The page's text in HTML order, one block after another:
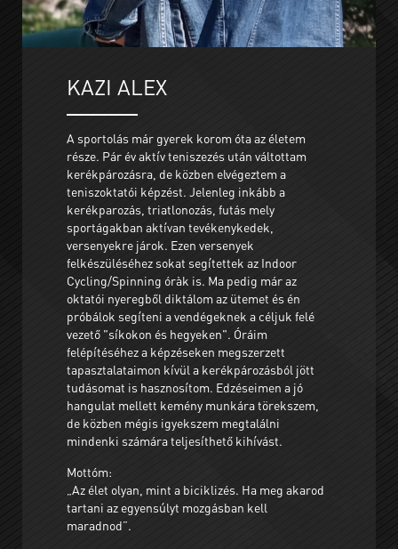
KAZI ALEX
A sportolás már gyerek korom óta az életem
része. Pár év aktív teniszezés után váltottam
kerékpározásra, de közben elvégeztem a
teniszoktatói képzést. Jelenleg inkább a
kerékparozás, triatlonozás, futás mely
sportágakban aktívan tevékenykedek,
versenyekre járok. Ezen versenyek
felkészüléséhez sokat segítettek az Indoor
Cycling/Spinning óràk is. Ma pedig már az
oktatói nyeregből diktálom az ütemet és én
próbálok segíteni a vendégeknek a céljuk felé
vezető "síkokon és hegyeken". Óráim
felépítéséhez a képzéseken megszerzett
tapasztalataimon kívül a kerékpározásból jött
tudásomat is hasznosítom. Edzéseimen a jó
hangulat mellett kemény munkára törekszem,
de közben mégis igyekszem megtalálni
mindenki számára teljesíthető kihívást.
Mottóm:
„Az élet olyan, mint a biciklizés. Ha meg akarod
tartani az egyensúlyt mozgásban kell
maradnod”.